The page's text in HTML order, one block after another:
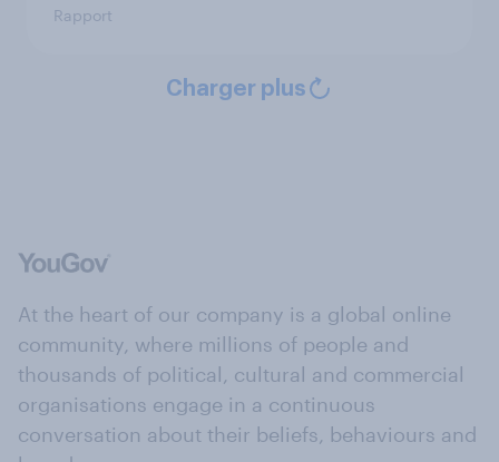
Rapport
Charger plus
At the heart of our company is a global online
community, where millions of people and
thousands of political, cultural and commercial
organisations engage in a continuous
conversation about their beliefs, behaviours and